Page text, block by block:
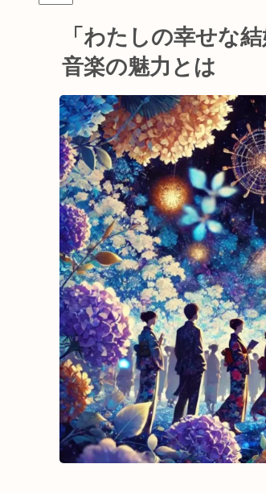
「わたしの幸せな
音楽の魅力とは